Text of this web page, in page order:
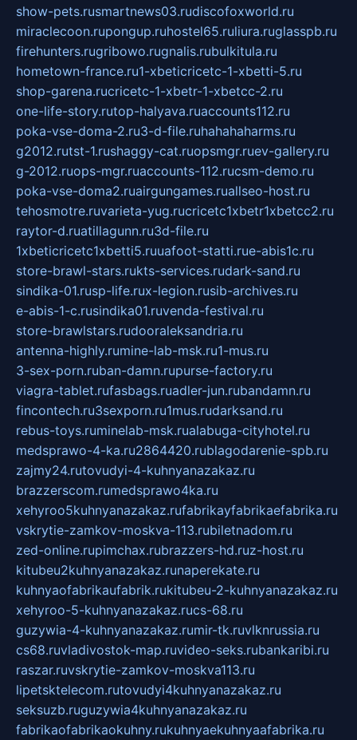
show-pets.rusmartnews03.rudiscofoxworld.ru
miraclecoon.rupongup.ruhostel65.ruliura.ruglasspb.ru
firehunters.rugribowo.rugnalis.rubulkitula.ru
hometown-france.ru1-xbeticricetc-1-xbetti-5.ru
shop-garena.rucricetc-1-xbetr-1-xbetcc-2.ru
one-life-story.rutop-halyava.ruaccounts112.ru
poka-vse-doma-2.ru3-d-file.ruhahahaharms.ru
g2012.rutst-1.rushaggy-cat.ruopsmgr.ruev-gallery.ru
g-2012.ruops-mgr.ruaccounts-112.rucsm-demo.ru
poka-vse-doma2.ruairgungames.ruallseo-host.ru
tehosmotre.ruvarieta-yug.rucricetc1xbetr1xbetcc2.ru
raytor-d.ruatillagunn.ru3d-file.ru
1xbeticricetc1xbetti5.ruuafoot-statti.rue-abis1c.ru
store-brawl-stars.rukts-services.rudark-sand.ru
sindika-01.rusp-life.rux-legion.rusib-archives.ru
e-abis-1-c.rusindika01.ruvenda-festival.ru
store-brawlstars.rudooraleksandria.ru
antenna-highly.rumine-lab-msk.ru1-mus.ru
3-sex-porn.ruban-damn.rupurse-factory.ru
viagra-tablet.rufasbags.ruadler-jun.rubandamn.ru
fincontech.ru3sexporn.ru1mus.rudarksand.ru
rebus-toys.ruminelab-msk.rualabuga-cityhotel.ru
medsprawo-4-ka.ru2864420.rublagodarenie-spb.ru
zajmy24.rutovudyi-4-kuhnyanazakaz.ru
brazzerscom.rumedsprawo4ka.ru
xehyroo5kuhnyanazakaz.rufabrikayfabrikaefabrika.ru
vskrytie-zamkov-moskva-113.rubiletnadom.ru
zed-online.rupimchax.rubrazzers-hd.ruz-host.ru
kitubeu2kuhnyanazakaz.runaperekate.ru
kuhnyaofabrikaufabrik.rukitubeu-2-kuhnyanazakaz.ru
xehyroo-5-kuhnyanazakaz.rucs-68.ru
guzywia-4-kuhnyanazakaz.rumir-tk.ruvlknrussia.ru
cs68.ruvladivostok-map.ruvideo-seks.rubankaribi.ru
raszar.ruvskrytie-zamkov-moskva113.ru
lipetsktelecom.rutovudyi4kuhnyanazakaz.ru
seksuzb.ruguzywia4kuhnyanazakaz.ru
fabrikaofabrikaokuhny.rukuhnyaekuhnyaafabrika.ru